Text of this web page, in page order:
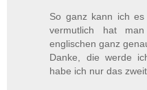
So ganz kann ich
vermutlich hat
englischen ganz
Danke, die werde
habe ich nur das